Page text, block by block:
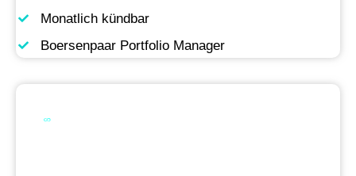
Monatlich kündbar
Boersenpaar Portfolio Manager